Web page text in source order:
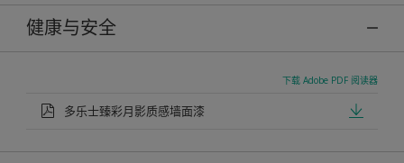
健康与安全
下载 Adobe PDF 阅读器
多乐士臻彩月影质感墙面漆